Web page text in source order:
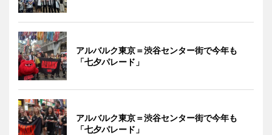
アルバルク東京＝渋谷センター街で今年も
「七夕パレード」
アルバルク東京＝渋谷センター街で今年も
「七夕パレード」